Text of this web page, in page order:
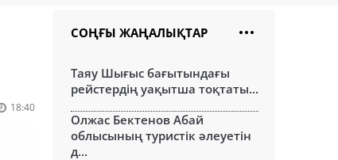
18:40
СОҢҒЫ ЖАҢАЛЫҚТАР
Таяу Шығыс бағытындағы
рейстердің уақытша тоқтаты...
Олжас Бектенов Абай
облысының туристік әлеуетін
д...